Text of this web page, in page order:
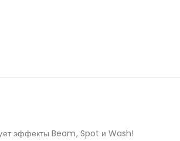
эффекты Beam, Spot и Wash!